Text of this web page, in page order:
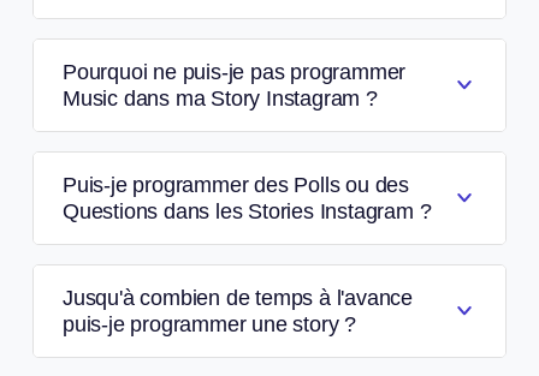
Pourquoi ne puis-je pas programmer
Music dans ma Story Instagram ?
Puis-je programmer des Polls ou des
Questions dans les Stories Instagram ?
Jusqu'à combien de temps à l'avance
puis-je programmer une story ?